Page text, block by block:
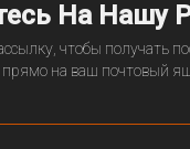
На Нашу
чтобы получать
на ваш почтовый